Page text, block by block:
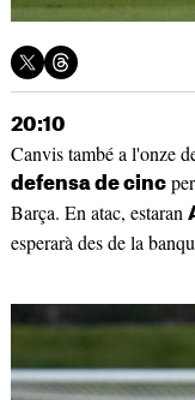
20:10
Canvis també a l'onze
defensa de cinc
Barça. En atac, estaran
esperarà des de la